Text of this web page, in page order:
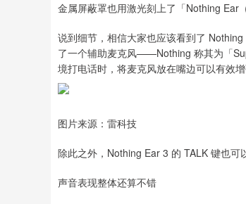
金属屏蔽罩也用激光刻上了「Nothing Ear
说到细节，相信大家也应该看到了
了一个辅助麦克风——Nothing 称其为「
境打电话时，将麦克风放在嘴边可以有效增
图片来源：雷科技
除此之外，Nothing Ear 3 的 TALK 键也可
声音表现整体还算不错